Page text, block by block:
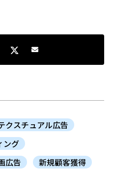
有 でシェア
TwitterでシェアShare by e-mail
クスチュアル広告
ング
広告
新規顧客獲得